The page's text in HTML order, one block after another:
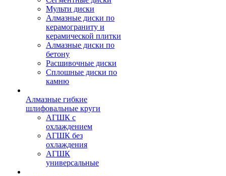
Мульти диски
Алмазные диски по
керамограниту и
керамической плитки
Алмазные диски по
бетону
Расшивочные диски
Сплошные диски по
камню
Алмазные гибкие
шлифовальные круги
АГШК с
охлаждением
АГШК без
охлаждения
АГШК
универсальные